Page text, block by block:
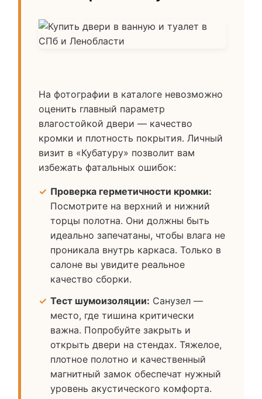
На фотографии в каталоге невозможно
оценить главный параметр
влагостойкой двери — качество
кромки и плотность покрытия. Личный
визит в «Кубатуру» позволит вам
избежать фатальных ошибок:
Проверка герметичности кромки:
Посмотрите на верхний и нижний
торцы полотна. Они должны быть
идеально запечатаны, чтобы влага не
проникала внутрь каркаса. Только в
салоне вы увидите реальное
качество сборки.
Тест шумоизоляции: Санузел —
место, где тишина критически
важна. Попробуйте закрыть и
открыть двери на стендах. Тяжелое,
плотное полотно и качественный
магнитный замок обеспечат нужный
уровень акустического комфорта.